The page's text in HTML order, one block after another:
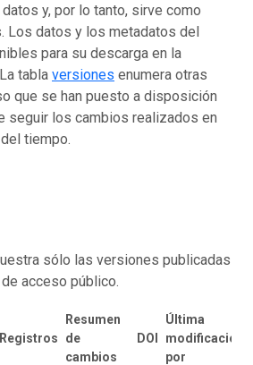
y, por lo tanto, sirve como
Los datos y los metadatos del
para su descarga en la
tabla versiones enumera otras
que se han puesto a disposición
seguir los cambios realizados en
tiempo.
sólo las versiones publicadas
acceso público.
Registros
Resumen
de
cambios
DOI
Última
modificación
por